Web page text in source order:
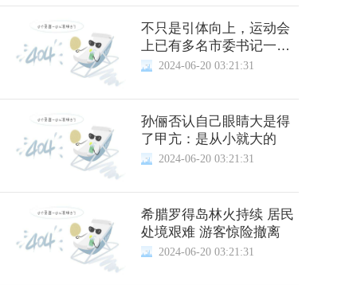
不只是引体向上，运动会
上已有多名市委书记一显
身手2024-06-20 03:21:31
孙俪否认自己眼睛大是得
了甲亢：是从小就大的
2024-06-20 03:21:31
希腊罗得岛林火持续 居民
处境艰难 游客惊险撤离
2024-06-20 03:21:31